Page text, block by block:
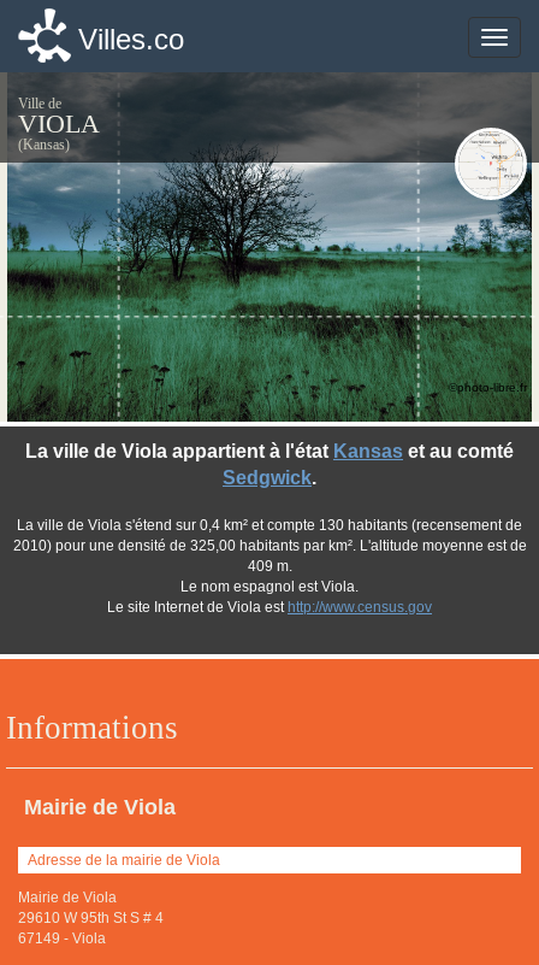
Toggle
Villes.co
Ville de
VIOLA
(Kansas)
Informations
Mairie de Viola
Adresse de la mairie de Viola
Mairie de Viola
29610 W 95th St S # 4
67149 - Viola
La ville de Viola appartient à l'état Kansas et au comté
Sedgwick.
La ville de Viola s'étend sur 0,4 km² et compte 130 habitants (recensement de
2010) pour une densité de 325,00 habitants par km². L'altitude moyenne est de
409 m.
Le nom espagnol est Viola.
Le site Internet de Viola est http://www.census.gov
©photo-libre.fr
Toggle
Villes.co